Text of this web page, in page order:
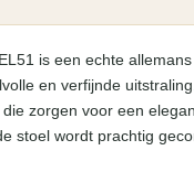
is een echte
en verfijnde
zorgen voor een
stoel wordt prachtig